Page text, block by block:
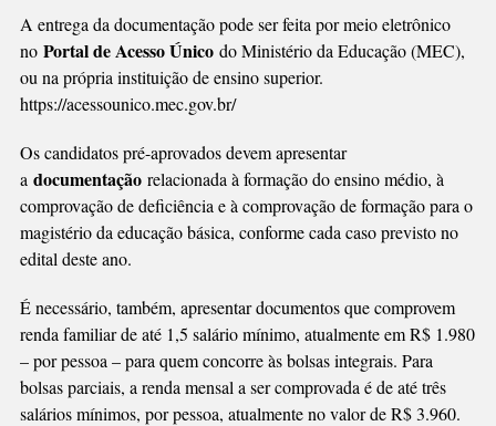
A entrega da documentação pode ser feita por meio eletrônico
no Portal de Acesso Únicodo Ministério da Educação (MEC),
ou na própria instituição de ensino superior.
https://acessounico.mec.gov.br/
Os candidatos pré-aprovados devem apresentar
a documentaçãorelacionada à formação do ensino médio, à
comprovação de deficiência e à comprovação de formação para o
magistério da educação básica, conforme cada caso previsto no
edital deste ano.
É necessário, também, apresentar documentos que comprovem
renda familiar de até 1,5 salário mínimo, atualmente em R$ 1.980
– por pessoa – para quem concorre às bolsas integrais. Para
bolsas parciais, a renda mensal a ser comprovada é de até três
salários mínimos, por pessoa, atualmente no valor de R$ 3.960.